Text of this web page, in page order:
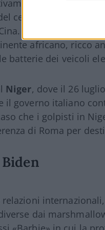
al «
piano
centrodestra nei
Tale piano si
africano, ricco
batterie dei veicoli
Niger, dove il 26
il governo italiano
che i golpisti in
di Roma per
dai